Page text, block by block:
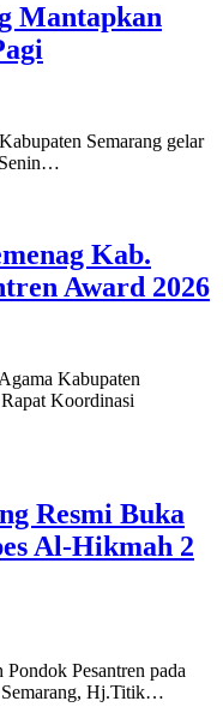
Mantapkan
Semarang gelar
Senin…
Kab.
Award 2026
Kabupaten
Koordinasi
Resmi Buka
Al-Hikmah 2
Pesantren pada
Semarang, Hj.Titik…